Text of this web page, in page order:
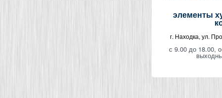
элементы
г. Находка, ул.
с 9.00 до 18.00,